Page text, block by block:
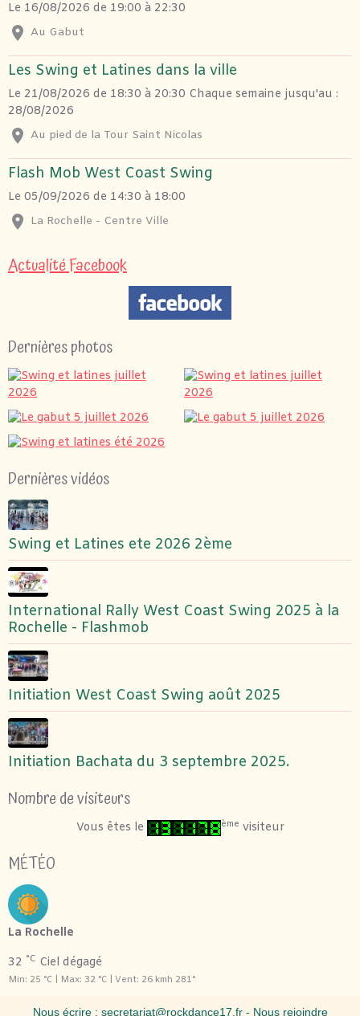
Le 16/08/2026 de 19:00 à 22:30
Au Gabut
Les Swing et Latines dans la ville
Le 21/08/2026 de 18:30 à 20:30 Chaque semaine jusqu'au :
28/08/2026
Au pied de la Tour Saint Nicolas
Flash Mob West Coast Swing
Le 05/09/2026 de 14:30 à 18:00
La Rochelle - Centre Ville
Actualité Facebook
Dernières photos
Dernières vidéos
Swing et Latines ete 2026 2ème
International Rally West Coast Swing 2025 à la
Rochelle - Flashmob
Initiation West Coast Swing août 2025
Initiation Bachata du 3 septembre 2025.
Nombre de visiteurs
Vous êtes le ème visiteur
MÉTÉO
La Rochelle
32 °C Ciel dégagé
Min: 25 °C | Max: 32 °C | Vent: 26 kmh 281°
Nous écrire : secretariat@rockdance17.fr- Nous rejoindre